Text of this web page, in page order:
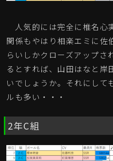
人気的には完全に椎名心
関係もやはり相楽エミに佐
らいしかクローズアップさ
るとすれば、山田はなと岸
いでしょうか。それにして
ルも多い・・・
2年C組